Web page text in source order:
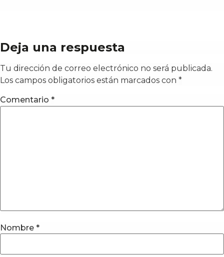
Deja una respuesta
Tu dirección de correo electrónico no será publicada.
Los campos obligatorios están marcados con *
Comentario *
Nombre *